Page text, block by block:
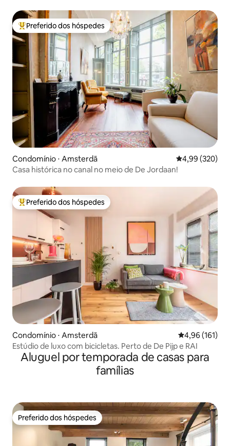
Entre os melhores preferidos dos hóspedes
Preferido dos hóspedes
Condomínio ⋅ Amsterdã 4,99 de uma
4,99 (320)
Casa histórica no canal no meio de De Jordaan!
Entre os melhores preferidos dos hóspedes
Preferido dos hóspedes
Condomínio ⋅ Amsterdã 4,96 de uma
4,96 (161)
Estúdio de luxo com bicicletas. Perto de De Pijp e RAI
Aluguel por temporada de casas para
famílias
Preferido dos hóspedes
Preferido dos hóspedes